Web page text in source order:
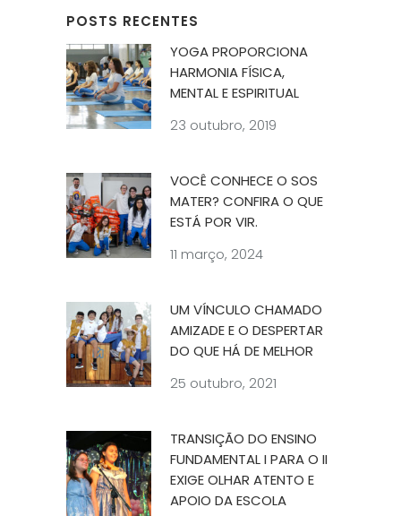
POSTS RECENTES
YOGA PROPORCIONA
HARMONIA FÍSICA,
MENTAL E ESPIRITUAL
23 outubro, 2019
VOCÊ CONHECE O SOS
MATER? CONFIRA O QUE
ESTÁ POR VIR.
11 março, 2024
UM VÍNCULO CHAMADO
AMIZADE E O DESPERTAR
DO QUE HÁ DE MELHOR
25 outubro, 2021
TRANSIÇÃO DO ENSINO
FUNDAMENTAL I PARA O II
EXIGE OLHAR ATENTO E
APOIO DA ESCOLA